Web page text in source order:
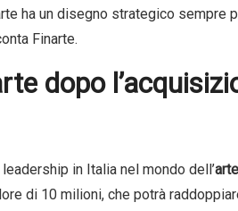
ha un disegno strategico sempre
Finarte.
dopo
in Italia nel mondo dell’arte
di 10 milioni, che potrà